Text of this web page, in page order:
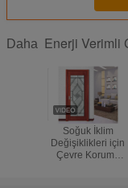
Daha Enerji Verimli
Soğuk İklim
Değişiklikleri için
Çevre Koruma